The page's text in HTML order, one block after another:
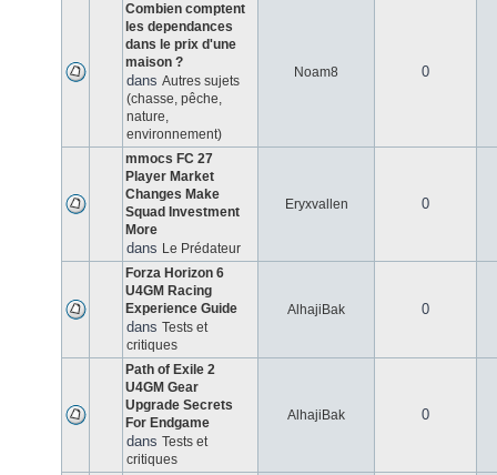
Combien comptent
les dependances
dans le prix d'une
maison ?
dans Autres sujets
(chasse, pêche,
nature,
environnement)
Noam8 0
mmocs FC 27
Player Market
Changes Make
Squad Investment
More
dans Le Prédateur
Eryxvallen 0
Forza Horizon 6
U4GM Racing
Experience Guide
dans Tests et
critiques
AlhajiBak 0
Path of Exile 2
U4GM Gear
Upgrade Secrets
For Endgame
dans Tests et
critiques
AlhajiBak 0